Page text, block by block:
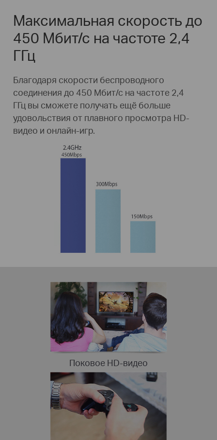
Максимальная скорость до
450 Мбит/с на частоте 2,4
ГГц
Благодаря скорости беспроводного
соединения до 450 Мбит/с на частоте 2,4
ГГц вы сможете получать ещё больше
удовольствия от плавного просмотра HD-
видео и онлайн-игр.
Поковое HD-видео